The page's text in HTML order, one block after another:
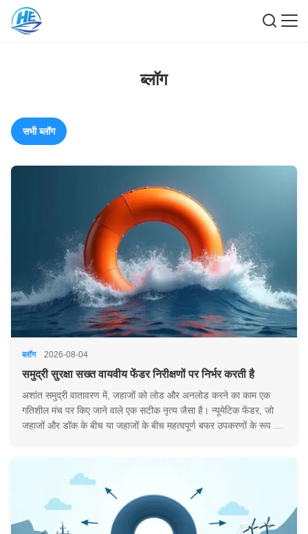
ब्लॉग
सभी ब्लॉग
ब्लॉग 2026-08-04
समुद्री सुरक्षा सख्त वायवीय फेंडर निरीक्षणों पर निर्भर करती है
अशांत समुद्री वातावरण में, जहाजों को लोड और अनलोड करने का काम एक
गतिशील मंच पर किए जाने वाले एक सटीक नृत्य जैसा है। न्यूमेटिक फेंडर, जो
जहाजों और डॉक के बीच या जहाजों के बीच महत्वपूर्ण बफर उपकरणों के रूप में